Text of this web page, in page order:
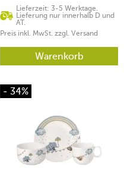
Lieferzeit: 3-5 Werktage.
Lieferung nur innerhalb D und
AT.
Preis inkl. MwSt. zzgl. Versand
Warenkorb
- 34%